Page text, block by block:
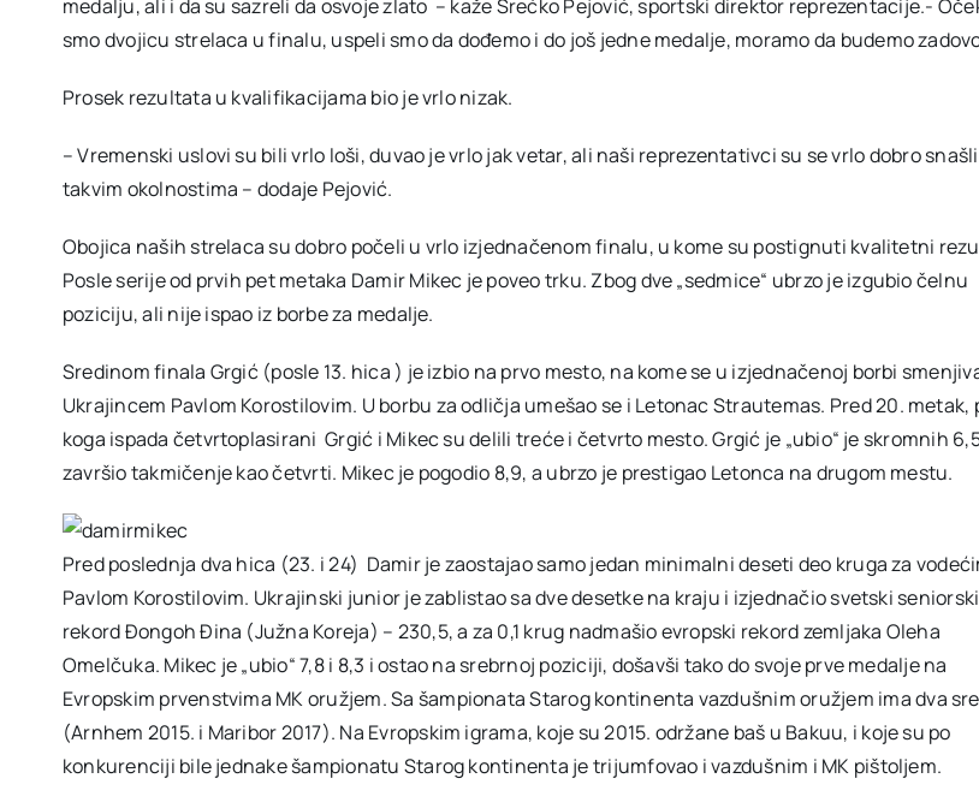
medalju, ali i da su sazreli da osvoje zlato – kaže Srećko Pejović, sportski direktor reprezentacije.-
smo dvojicu strelaca u finalu, uspeli smo da dođemo i do još jedne medalje, moramo da budemo
Prosek rezultata u kvalifikacijama bio je vrlo nizak.
– Vremenski uslovi su bili vrlo loši, duvao je vrlo jak vetar, ali naši reprezentativci su se vrlo dobro
takvim okolnostima – dodaje Pejović.
Obojica naših strelaca su dobro počeli u vrlo izjednačenom finalu, u kome su postignuti kvalitetni
Posle serije od prvih pet metaka Damir Mikec je poveo trku. Zbog dve „sedmice“ ubrzo je izgubio čelnu
poziciju, ali nije ispao iz borbe za medalje.
Sredinom finala Grgić (posle 13. hica ) je izbio na prvo mesto, na kome se u izjednačenoj borbi
Ukrajincem Pavlom Korostilovim. U borbu za odličja umešao se i Letonac Strautemas. Pred 20. metak,
koga ispada četvrtoplasirani Grgić i Mikec su delili treće i četvrto mesto. Grgić je „ubio“ je skromnih
završio takmičenje kao četvrti. Mikec je pogodio 8,9, a ubrzo je prestigao Letonca na drugom mestu.
Pred poslednja dva hica (23. i 24) Damir je zaostajao samo jedan minimalni deseti deo kruga za
Pavlom Korostilovim. Ukrajinski junior je zablistao sa dve desetke na kraju i izjednačio svetski seniorski
rekord Đongoh Đina (Južna Koreja) – 230,5, a za 0,1 krug nadmašio evropski rekord zemljaka Oleha
Omelčuka. Mikec je „ubio“ 7,8 i 8,3 i ostao na srebrnoj poziciji, došavši tako do svoje prve medalje na
Evropskim prvenstvima MK oružjem. Sa šampionata Starog kontinenta vazdušnim oružjem ima dva
(Arnhem 2015. i Maribor 2017). Na Evropskim igrama, koje su 2015. održane baš u Bakuu, i koje su po
konkurenciji bile jednake šampionatu Starog kontinenta je trijumfovao i vazdušnim i MK pištoljem.